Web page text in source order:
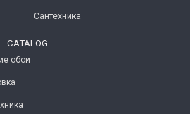
Сантехника
CATALOG
обои